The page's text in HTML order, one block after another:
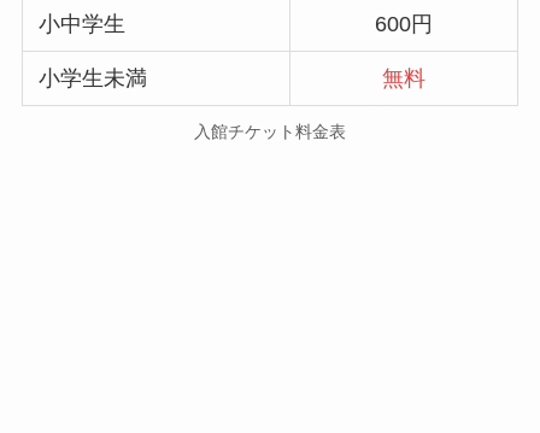
小中学生 600円
小学生未満 無料
入館チケット料金表